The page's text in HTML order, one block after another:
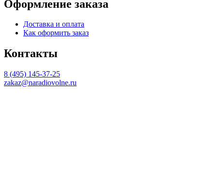
Оформление заказа
Доставка и оплата
Как оформить заказ
Контакты
8 (495) 145-37-25
zakaz@naradiovolne.ru